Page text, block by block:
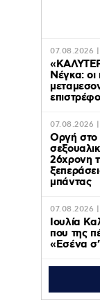
07.08.2026 |
Νέγκα: οι
07.08.2026 |
Οργή στο
26χρονη
μπάντας
07.08.2026
Ιουλία
που της
«Εσένα